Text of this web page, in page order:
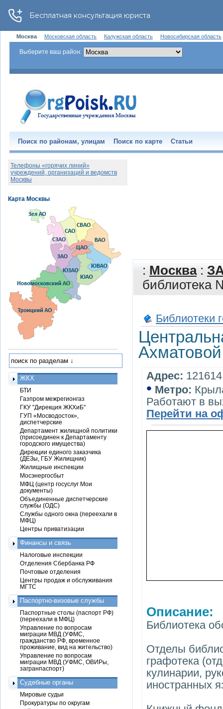
Москва Московская область Калужская область Новосибирская область
Выберите ваш район:
Поиск по районам, улицам Поиск по карте Статьи
: Москва:
библиотека
Библиотеки
Ахматовой
Адрес:
• Метро:
Работают в
Перейти на
Описание:
Библиотека
Отделы
графотека
кулинарии,
иностранных
Телефоны «горячих линий»
учреждений, организаций и ведомств
Москвы
ЖКХ
БТИ
Газпром межрегионгаз
ГКУ "Дирекция ЖКХиБ"
ГУП «Мосводосток»,
диспетчерские
Департамент жилищной политики
(присоединен к Департаменту
городского имущества)
Дирекции единого заказчика
(ДЕЗы, ГБУ Жилищник)
Жилищные инспекции
Мосэнергосбыт
МФЦ (центр госуслуг Мои
документы)
Объединенные диспетчерские
службы (ОДС)
Службы одного окна (переехали в
МФЦ)
Центры приватизации
Финансы и связь
Налоговые инспекции
Отделения Сбербанка РФ
Почтовые отделения
Центры продаж и обслуживания
МГТС
Паспортно-визовые службы
Паспортные столы (паспорт РФ)
(переехали в МФЦ)
Управление по вопросам
миграции МВД (УФМС,
гражданство РФ, временное
проживание, вид на жительство)
Управление по вопросам
миграции МВД (УФМС, ОВИРы,
загранпаспорт)
Судебные органы
Мировые судьи
Прокуратуры по округам